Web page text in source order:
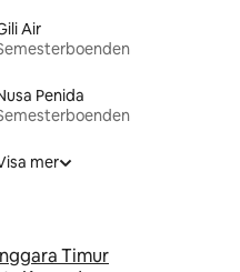
Air
Penida
mer
Timur